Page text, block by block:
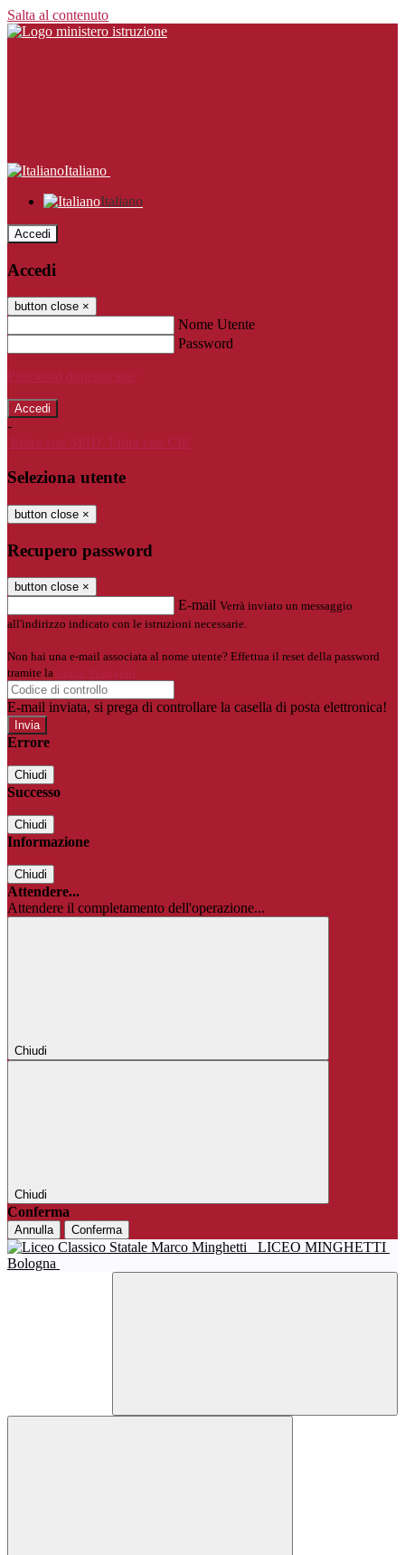
Salta al contenuto
Italiano
Italiano
Accedi
Accedi
button close ×
Nome Utente
Password
Password dimenticata?
-
Entra con SPID
Entra con CIE
Seleziona utente
button close ×
Recupero password
button close ×
E-mail Verrà inviato un messaggio
all'indirizzo indicato con le istruzioni necessarie.
Non hai una e-mail associata al nome utente? Effettua il reset della password
tramite la
Login Spaggiari
E-mail inviata, si prega di controllare la casella di posta elettronica!
Errore
Chiudi
Successo
Chiudi
Informazione
Chiudi
Attendere...
Attendere il completamento dell'operazione...
Chiudi
Chiudi
Conferma
Annulla Conferma
LICEO MINGHETTI
Bologna